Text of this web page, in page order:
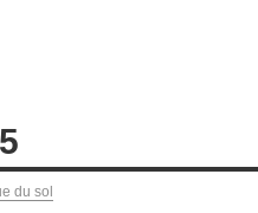
du sol